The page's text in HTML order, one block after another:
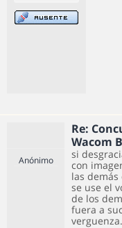
Re:
Wacom
Anónimo
si
con
las
se use el
de los
fuera a
verguenza.